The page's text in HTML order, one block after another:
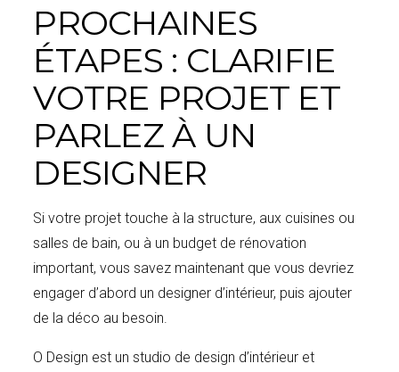
PROCHAINES
ÉTAPES : CLARIFIE
VOTRE PROJET ET
PARLEZ À UN
DESIGNER
Si votre projet touche à la structure, aux cuisines ou
salles de bain, ou à un budget de rénovation
important, vous savez maintenant que vous devriez
engager d’abord un designer d’intérieur, puis ajouter
de la déco au besoin.
O Design est un studio de design d’intérieur et